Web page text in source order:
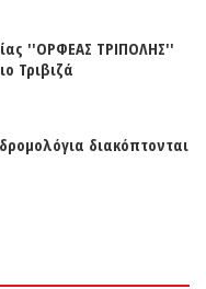
''ΟΡΦΕΑΣ ΤΡΙΠΟΛΗΣ''
Τριβιζά
διακόπτονται